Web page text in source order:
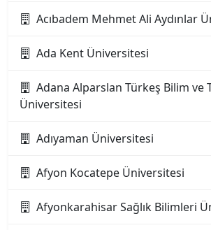
Acıbadem Mehmet Ali Aydınlar
Ada Kent Üniversitesi
Adana Alparslan Türkeş Bilim ve
Üniversitesi
Adıyaman Üniversitesi
Afyon Kocatepe Üniversitesi
Afyonkarahisar Sağlık Bilimleri